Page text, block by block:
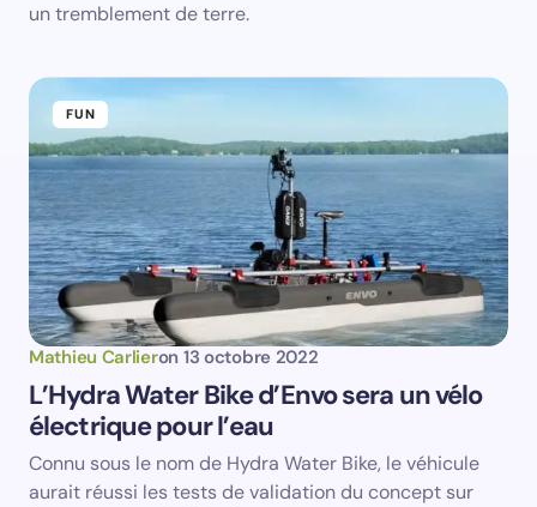
Save my name and email in this browser for the
next time I comment.
Submit Comment
un tremblement de terre.
FUN
Mathieu Carlieron 13 octobre 2022
L’Hydra Water Bike d’Envo sera un vélo
électrique pour l’eau
Connu sous le nom de Hydra Water Bike, le véhicule
aurait réussi les tests de validation du concept sur